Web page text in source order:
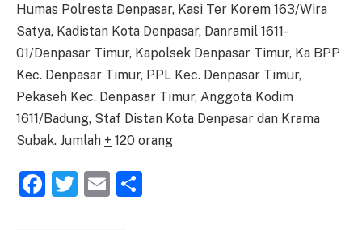
Humas Polresta Denpasar, Kasi Ter Korem 163/Wira
Satya, Kadistan Kota Denpasar, Danramil 1611-
01/Denpasar Timur, Kapolsek Denpasar Timur, Ka BPP
Kec. Denpasar Timur, PPL Kec. Denpasar Timur,
Pekaseh Kec. Denpasar Timur, Anggota Kodim
1611/Badung, Staf Distan Kota Denpasar dan Krama
Subak. Jumlah + 120 orang
Facebook
Twitter
Email